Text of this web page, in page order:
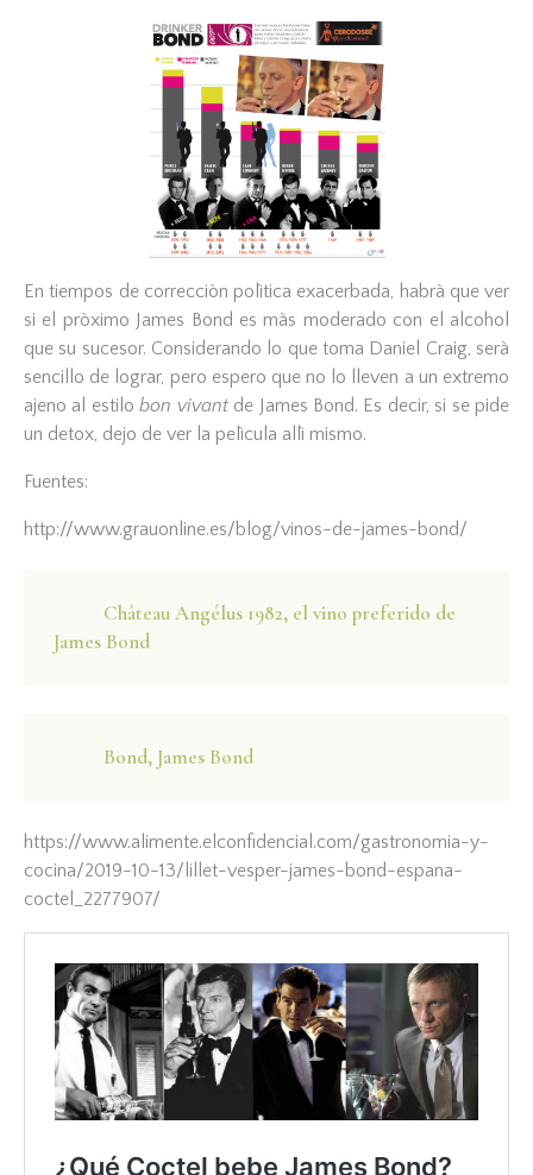
En tiempos de correcciòn polìtica exacerbada, habrà que ver
si el pròximo James Bond es màs moderado con el alcohol
que su sucesor. Considerando lo que toma Daniel Craig, serà
sencillo de lograr, pero espero que no lo lleven a un extremo
ajeno al estilobon vivantde James Bond. Es decir, si se pide
un detox, dejo de ver la pelìcula allì mismo.
Fuentes:
http://www.grauonline.es/blog/vinos-de-james-bond/
Château Angélus 1982, el vino preferido de
James Bond
Bond, James Bond
https://www.alimente.elconfidencial.com/gastronomia-y-
cocina/2019-10-13/lillet-vesper-james-bond-espana-
coctel_2277907/